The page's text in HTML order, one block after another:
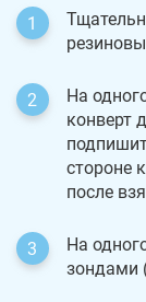
На
конверт
стороне
после
На
зондами